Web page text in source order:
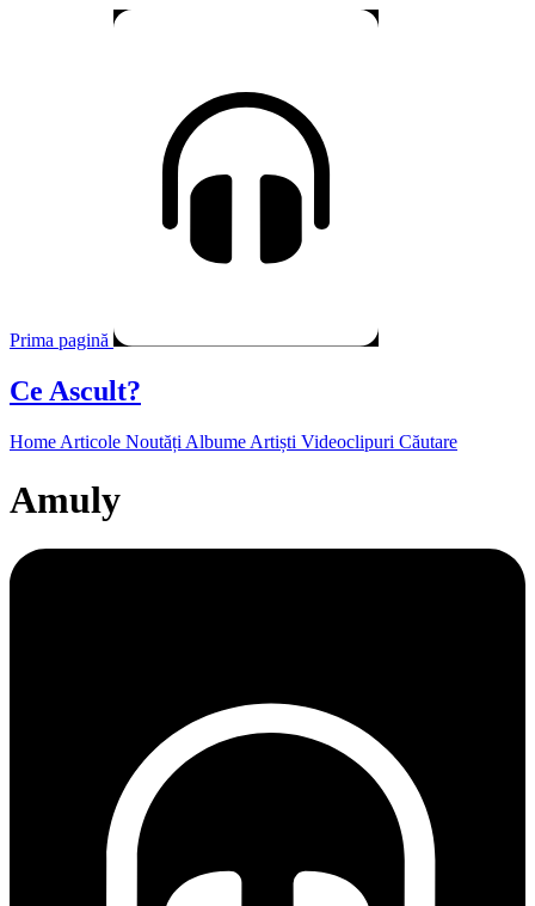
Prima pagină
Ce Ascult?
Home Articole Noutăți Albume Artiști Videoclipuri Căutare
Amuly